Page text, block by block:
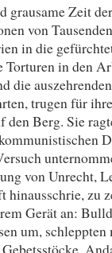
grausame Zeit
von
in die
Torturen in den
die
trugen für
den Berg. Sie
von Unrecht,
hinausschrie, zu
Gerät an:
um,